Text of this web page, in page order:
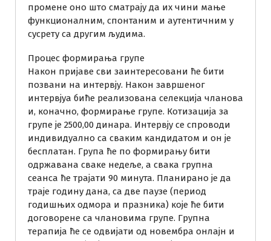
промене оно што сматрају да их чини мање
функционалним, спонтаним и аутентичним у
сусрету са другим људима.
Процес формирања групе
Након пријаве сви заинтересовани ће бити
позвани на интервју. Након завршеног
интервјуа биће реализована селекција чланова
и, коначно, формирање групе. Котизација за
групе је 2500,00 динара. Интервју се спроводи
индивидуално са сваким кандидатом и он је
бесплатан. Група ће по формирању бити
одржавана сваке недеље, а свака групна
сеанса ће трајати 90 минута. Планирано је да
траје годину дана, са две паузе (период
годишњих одмора и празника) које ће бити
договорене са члановима групе. Групна
терапија ће се одвијати од новембра онлајн и